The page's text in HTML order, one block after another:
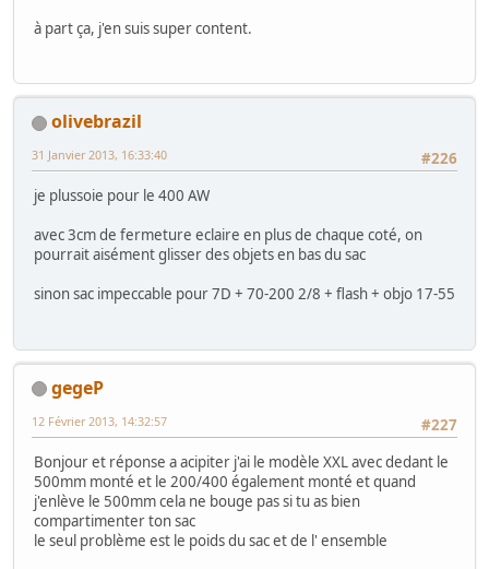
à part ça, j'en suis super content.
olivebrazil
#226
31 Janvier 2013, 16:33:40
je plussoie pour le 400 AW
avec 3cm de fermeture eclaire en plus de chaque coté, on
pourrait aisément glisser des objets en bas du sac
sinon sac impeccable pour 7D + 70-200 2/8 + flash + objo 17-55
gegeP
#227
12 Février 2013, 14:32:57
Bonjour et réponse a acipiter j'ai le modèle XXL avec dedant le
500mm monté et le 200/400 également monté et quand
j'enlève le 500mm cela ne bouge pas si tu as bien
compartimenter ton sac
le seul problème est le poids du sac et de l' ensemble